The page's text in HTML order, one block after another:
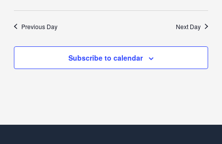
Previous Day Next Day
Subscribe to calendar